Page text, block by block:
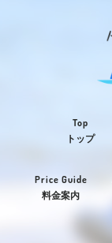
Top
トップ
Price Guide
料金案内